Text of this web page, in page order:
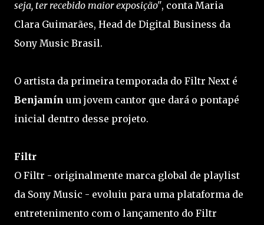
seja, ter recebido maior exposição", conta Maria
Clara Guimarães, Head de Digital Business da
Sony Music Brasil.
O artista da primeira temporada do Filtr Next é
Benjamín um jovem cantor que dará o pontapé
inicial dentro desse projeto.
Filtr
O Filtr - originalmente marca global de playlist
da Sony Music - evoluiu para uma plataforma de
entretenimento com o lançamento do Filtr